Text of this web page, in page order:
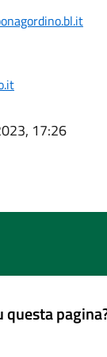
17:26